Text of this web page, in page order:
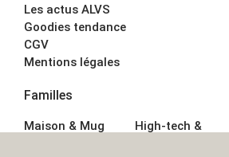
Les actus ALVS
Goodies tendance
CGV
Mentions légales
Familles
Maison & Mug
High-tech &